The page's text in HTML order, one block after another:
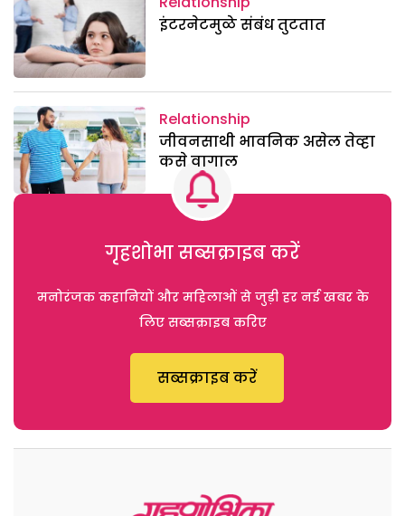
इंटरनेटमुळे संबंध तुटतात
Relationship
जीवनसाथी भावनिक असेल तेव्हा
कसे वागाल
गृहशोभा सब्सक्राइब करें
मनोरंजक कहानियों और महिलाओं से जुड़ी हर नई खबर के
लिए सब्सक्राइब करिए
सब्सक्राइब करें